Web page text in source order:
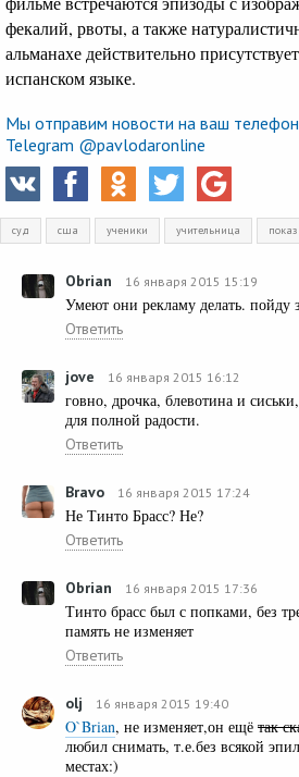
фекалий, рвоты, а также
альманахе действительно
испанском языке.
Мы отправим новости на ваш
Telegram @pavlodaronline
суд сша ученики учительница
Obrian 16 января 2015 15:19
Умеют они рекламу делать. пойду
Ответить
jove 16 января 2015 16:12
говно, дрочка, блевотина и
для полной радости.
Ответить
Bravo 16 января 2015 17:24
Не Тинто Брасс? Не?
Ответить
Obrian 16 января 2015 17:36
Тинто брасс был с попками, без
память не изменяет
Ответить
olj 16 января 2015 19:40
O`Brian, не изменяет,он ещё так
любил снимать, т.е.без всякой
местах:)